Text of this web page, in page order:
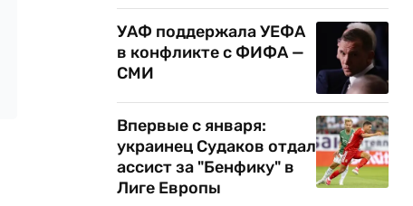
УАФ поддержала УЕФА
в конфликте с ФИФА —
СМИ
Впервые с января:
украинец Судаков отдал
ассист за "Бенфику" в
Лиге Европы